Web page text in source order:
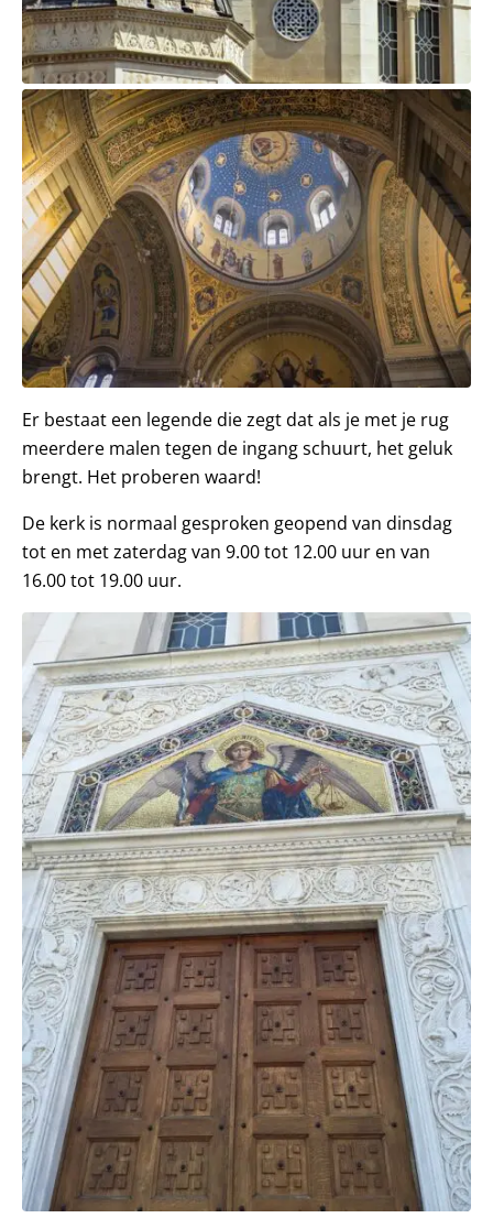
Er bestaat een legende die zegt dat als je met je rug
meerdere malen tegen de ingang schuurt, het geluk
brengt. Het proberen waard!
De kerk is normaal gesproken geopend van dinsdag
tot en met zaterdag van 9.00 tot 12.00 uur en van
16.00 tot 19.00 uur.